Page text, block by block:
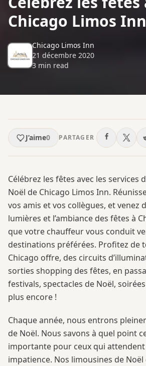
Chicago Limos Inn
Chicago Limos Inn
21 décembre 2020
3 min read
J’aime0 PARTAGER
Célébrez les fêtes avec les services
Noël de Chicago Limos Inn.
vos amis et vos collègues, et venez
lumières et l’ambiance des fêtes à
que votre chauffeur vous conduit
destinations préférées. Profitez de
Chicago offre, des circuits
sorties shopping des fêtes, en
festivals, spectacles de Noël,
plus encore !
Chaque année, nous entrons
de Noël. Nous savons à quel point
importante pour ceux qui attendent
impatience. Nos limousines de Noël